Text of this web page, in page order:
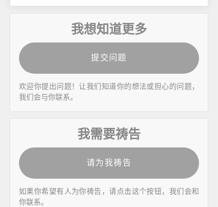
我想知道更多
提交问题
欢迎你提出问题！让我们知道你的想法或担心的问题，
我们会与你联系。
我需要祷告
请为我祷告
如果你希望有人为你祷告，请点击这个按钮，我们会和
你联系。